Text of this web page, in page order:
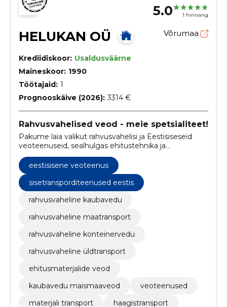
5.0 1 hinnang
HELUKAN OÜ Võrumaa
Krediidiskoor: Usaldusväärne
Maineskoor: 1990
Töötajaid: 1
Prognooskäive (2026): 3314 €
Rahvusvahelised veod - meie spetsialiteet!
Pakume laia valikut rahvusvahelisi ja Eestisiseseid
veoteenuseid, sealhulgas ehitustehnika ja
ehitusmaterjalide transportimist, kaubavedu ja palju
muud!eestisisene veoteenus
sisetransporditeenused eestis
rahvusvaheline kaubavedu
rahvusvaheline maatransport
rahvusvaheline konteinervedu
rahvusvaheline üldtransport
ehitusmaterjalide veod
kaubavedu maismaaveod
veoteenused
materjali transport
haagistransport